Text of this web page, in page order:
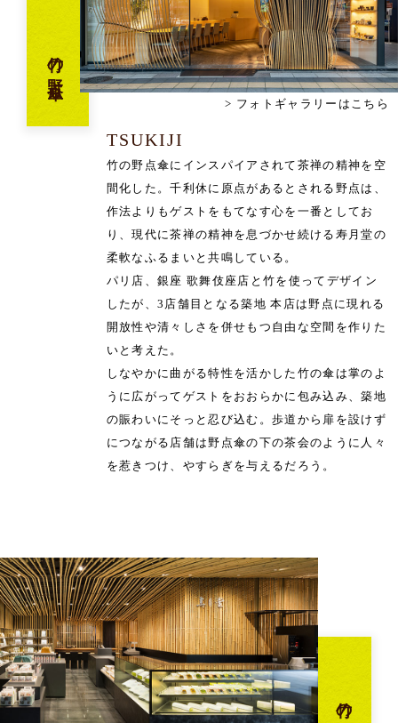
竹の野点傘
フォトギャラリーはこちら
TSUKIJI
竹の野点傘にインスパイアされて茶禅の精神を空
間化した。千利休に原点があるとされる野点は、
作法よりもゲストをもてなす心を⼀番としてお
り、現代に茶禅の精神を息づかせ続ける寿月堂の
柔軟なふるまいと共鳴している。
パリ店、銀座 歌舞伎座店と竹を使ってデザイン
したが、3店舗⽬となる築地 本店は野点に現れる
開放性や清々しさを併せもつ自由な空間を作りた
いと考えた。
しなやかに曲がる特性を活かした竹の傘は掌のよ
うに広がってゲストをおおらかに包み込み、築地
の賑わいにそっと忍び込む。歩道から扉を設けず
につながる店舗は野点傘の下の茶会のように人々
を惹きつけ、やすらぎを与えるだろう。
竹の屋根